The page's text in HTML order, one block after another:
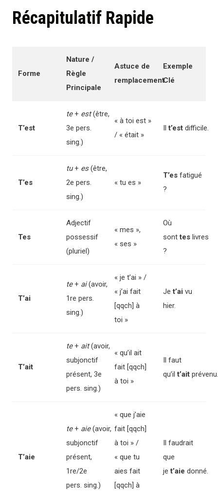
Récapitulatif Rapide
Forme
Nature /
Règle
Principale
Astuce de
remplacement
Exemple
Clé
T’est
te+ est(être,
3e pers.
sing.)
« à toi est »
/ « était »
Ilt’est difficile.
T’es
tu+ es(être,
2e pers.
sing.)
« tu es »
T’es fatigué
?
Tes
Adjectif
possessif
(pluriel)
« mes »,
« ses »
Où
sonttes livres
?
T’ai
te+ ai(avoir,
1re pers.
sing.)
« je t’ai » /
« j’ai fait
[qqch] à
toi »
Jet’ai vu
hier.
T’ait
te+ ait(avoir,
subjonctif
présent, 3e
pers. sing.)
« qu’il ait
fait [qqch]
à toi »
Il faut
qu’ilt’ait prévenu.
T’aie
te+ aie(avoir,
subjonctif
présent,
1re/2e
pers. sing.)
« que j’aie
fait [qqch]
à toi » /
« que tu
aies fait
[qqch] à
Il faudrait
que
jet’aie donné.